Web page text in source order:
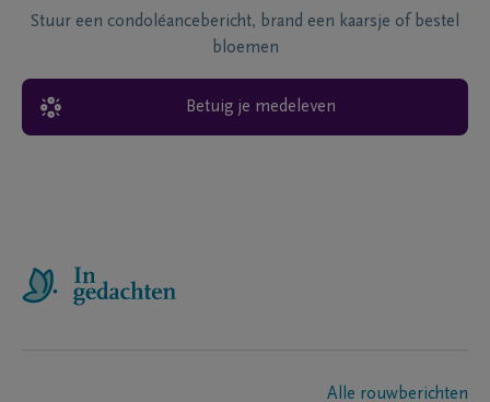
Stuur een condoléancebericht, brand een kaarsje of bestel
bloemen
Betuig je medeleven
Alle rouwberichten